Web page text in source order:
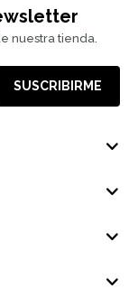
nuestra tienda.
SUSCRIBIRME